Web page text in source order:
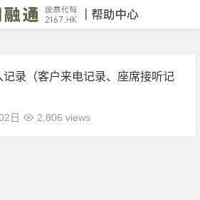
记录（客户来电记录、座席接听记
日 2,806 views